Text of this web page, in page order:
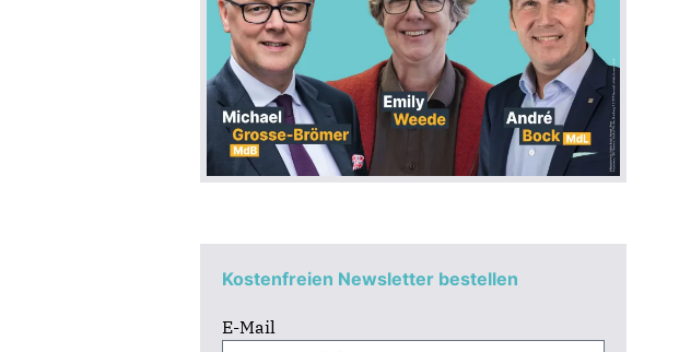
Kostenfreien Newsletter bestellen
E-Mail